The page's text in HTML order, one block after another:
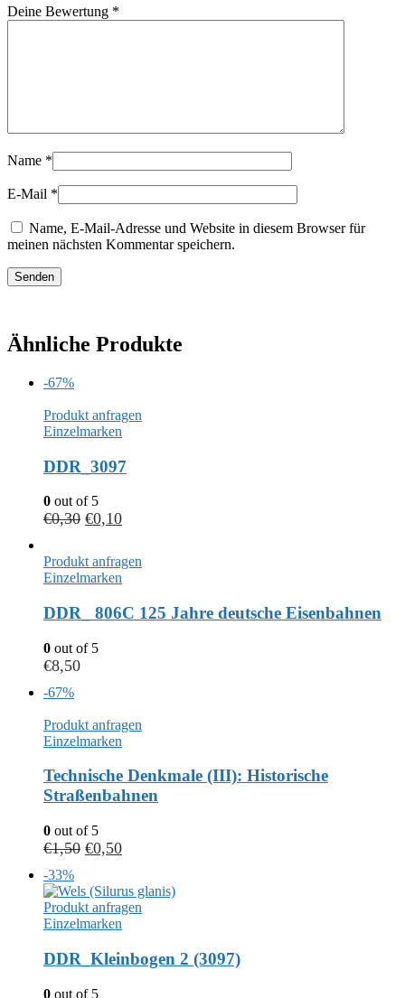
Deine Bewertung *
Name *
E-Mail *
Name, E-Mail-Adresse und Website in diesem Browser für
meinen nächsten Kommentar speichern.
Ähnliche Produkte
-67%
Produkt anfragen
Einzelmarken
DDR_3097
0 out of 5
€0,30 €0,10
Produkt anfragen
Einzelmarken
DDR_ 806C 125 Jahre deutsche Eisenbahnen
0 out of 5
€8,50
-67%
Produkt anfragen
Einzelmarken
Technische Denkmale (III): Historische
Straßenbahnen
0 out of 5
€1,50 €0,50
-33%
Produkt anfragen
Einzelmarken
DDR_Kleinbogen 2 (3097)
0 out of 5